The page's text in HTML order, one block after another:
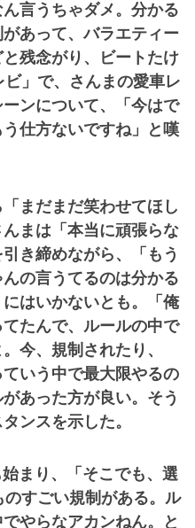
言うちゃダメ。分かる
あって、バラエティー
残念がり、ビートたけ
」で、さんまの愛車レ
ンについて、「今はで
仕方ないですね」と嘆
まだまだ笑わせてほし
まは「本当に頑張らな
き締めながら、「もう
の言うてるのは分かる
はいかないとも。「俺
たんで、ルールの中で
今、規制されたり、
ていう中で最大限やるの
あった方が良い。そう
ンスを示した。
まり、「そこでも、選
すごい規制がある。ル
やらなアカンねん。と